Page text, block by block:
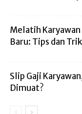
Melatih
Baru: Tips dan Trik
Slip Gaji
Dimuat?